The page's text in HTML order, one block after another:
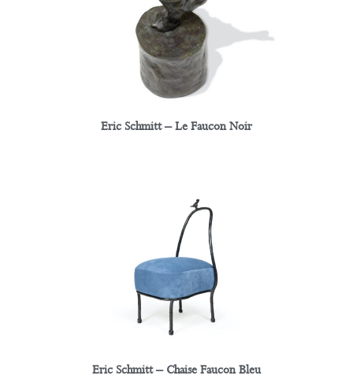
Eric Schmitt – Le Faucon Noir
Eric Schmitt – Chaise Faucon Bleu